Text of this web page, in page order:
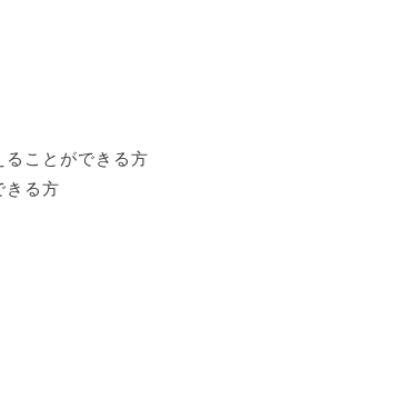
ることができる方
きる方